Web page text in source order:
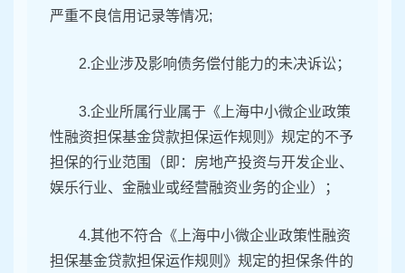
严重不良信用记录等情况;
2.企业涉及影响债务偿付能力的未决诉讼；
3.企业所属行业属于《上海中小微企业政策
性融资担保基金贷款担保运作规则》规定的不予
担保的行业范围（即：房地产投资与开发企业、
娱乐行业、金融业或经营融资业务的企业）；
4.其他不符合《上海中小微企业政策性融资
担保基金贷款担保运作规则》规定的担保条件的